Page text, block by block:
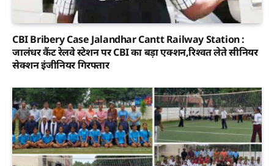
CBI Bribery Case Jalandhar Cantt Railway Station :
जालंधर कैंट रेलवे स्टेशन पर CBI का बड़ा एक्शन,रिश्वत लेते सीनियर
सेक्शन इंजीनियर गिरफ्तार